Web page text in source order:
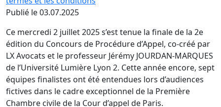
Publié le 03.07.2025
Ce mercredi 2 juillet 2025 s’est tenue la finale de la 2e
édition du Concours de Procédure d’Appel, co-créé par
LX Avocats et le professeur Jérémy JOURDAN-MARQUES
de l’Université Lumière Lyon 2. Cette année encore, sept
équipes finalistes ont été entendues lors d’audiences
fictives dans le cadre exceptionnel de la Première
Chambre civile de la Cour d’appel de Paris.